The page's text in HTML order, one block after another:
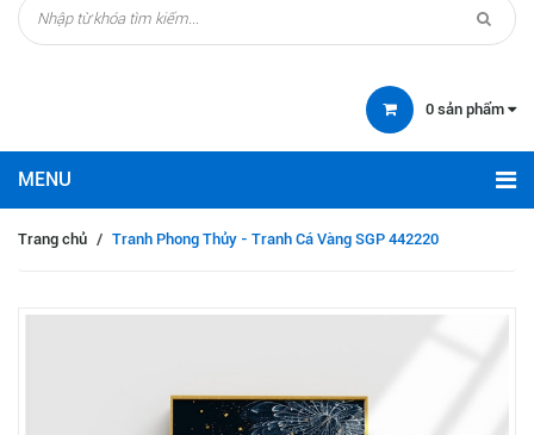
0 sản phẩm
Trang chủ / Tranh Phong Thủy - Tranh Cá Vàng SGP 442220